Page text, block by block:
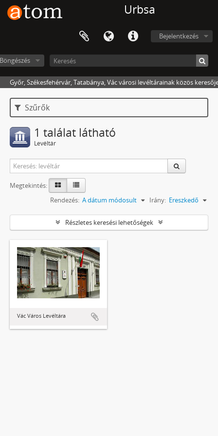
Urbsa
Bejelentkezés
Győr, Székesfehérvár, Tatabánya, Vác városi levéltárainak közös
Szűrők
1 találat látható
Levéltár
Megtekintés:
Rendezés: A dátum módosult Irány: Ereszkedő
Részletes keresési lehetőségek
Vác Város Levéltára